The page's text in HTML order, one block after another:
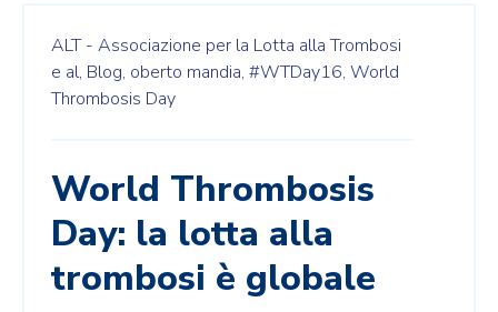
ALT - Associazione per la Lotta alla Trombosi
e al, Blog, oberto mandia, #WTDay16, World
Thrombosis Day
World Thrombosis
Day: la lotta alla
trombosi è globale